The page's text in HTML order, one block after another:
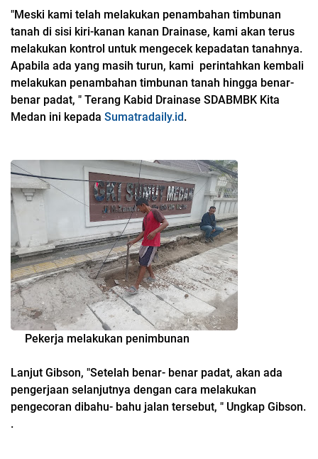
"Meski kami telah melakukan penambahan timbunan
tanah di sisi kiri-kanan kanan Drainase, kami akan terus
melakukan kontrol untuk mengecek kepadatan tanahnya.
Apabila ada yang masih turun, kami perintahkan kembali
melakukan penambahan timbunan tanah hingga benar-
benar padat, " Terang Kabid Drainase SDABMBK Kita
Medan ini kepada Sumatradaily.id.
Pekerja melakukan penimbunan
Lanjut Gibson, "Setelah benar- benar padat, akan ada
pengerjaan selanjutnya dengan cara melakukan
pengecoran dibahu- bahu jalan tersebut, " Ungkap Gibson.
.